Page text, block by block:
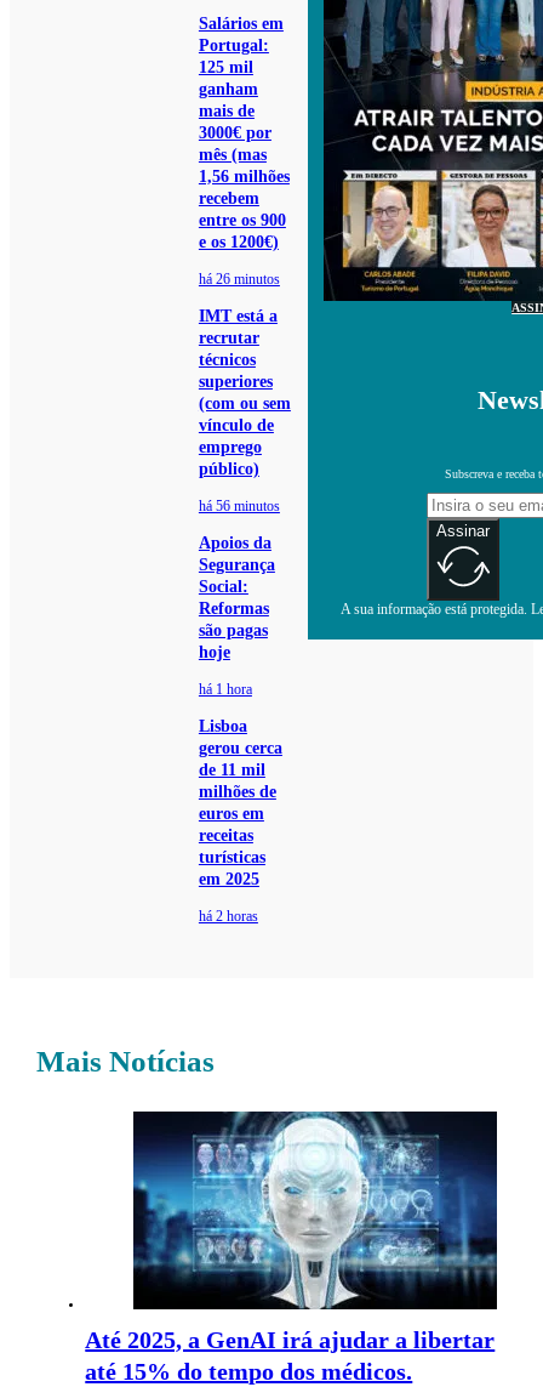
Salários em
Portugal:
125 mil
ganham
mais de
3000€ por
mês (mas
1,56 milhões
recebem
entre os 900
e os 1200€)
há 26 minutos
IMT está a
recrutar
técnicos
superiores
(com ou sem
vínculo de
emprego
público)
há 56 minutos
Apoios da
Segurança
Social:
Reformas
são pagas
hoje
há 1 hora
Lisboa
gerou cerca
de 11 mil
milhões de
euros em
receitas
turísticas
em 2025
há 2 horas
Subscreva e receba
Assinar
A sua informação está protegida.
Mais Notícias
Até 2025, a GenAI irá ajudar a libertar
até 15% do tempo dos médicos.